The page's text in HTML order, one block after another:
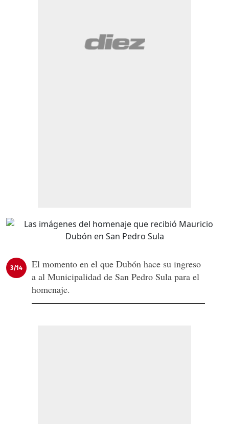
3/14
El momento en el que Dubón hace su ingreso
a al Municipalidad de San Pedro Sula para el
homenaje.